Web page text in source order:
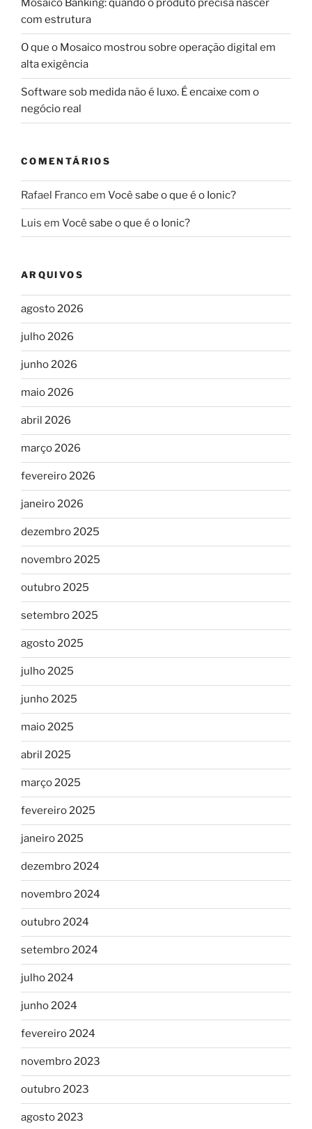
Mosaico Banking: quando o produto precisa nascer
com estrutura
O que o Mosaico mostrou sobre operação digital em
alta exigência
Software sob medida não é luxo. É encaixe com o
negócio real
COMENTÁRIOS
Rafael Francoem Você sabe o que é o Ionic?
Luis em Você sabe o que é o Ionic?
ARQUIVOS
agosto 2026
julho 2026
junho 2026
maio 2026
abril 2026
março 2026
fevereiro 2026
janeiro 2026
dezembro 2025
novembro 2025
outubro 2025
setembro 2025
agosto 2025
julho 2025
junho 2025
maio 2025
abril 2025
março 2025
fevereiro 2025
janeiro 2025
dezembro 2024
novembro 2024
outubro 2024
setembro 2024
julho 2024
junho 2024
fevereiro 2024
novembro 2023
outubro 2023
agosto 2023